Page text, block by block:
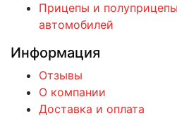
Прицепы и
автомобилей
Информация
Отзывы
О компании
Доставка и оплата